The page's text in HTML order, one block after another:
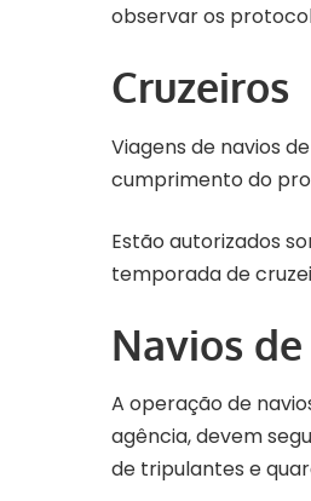
observar os
Cruzeiros
Viagens de navios
cumprimento do
Estão autorizados
temporada de
Navios
A operação de
agência, devem
de tripulantes e